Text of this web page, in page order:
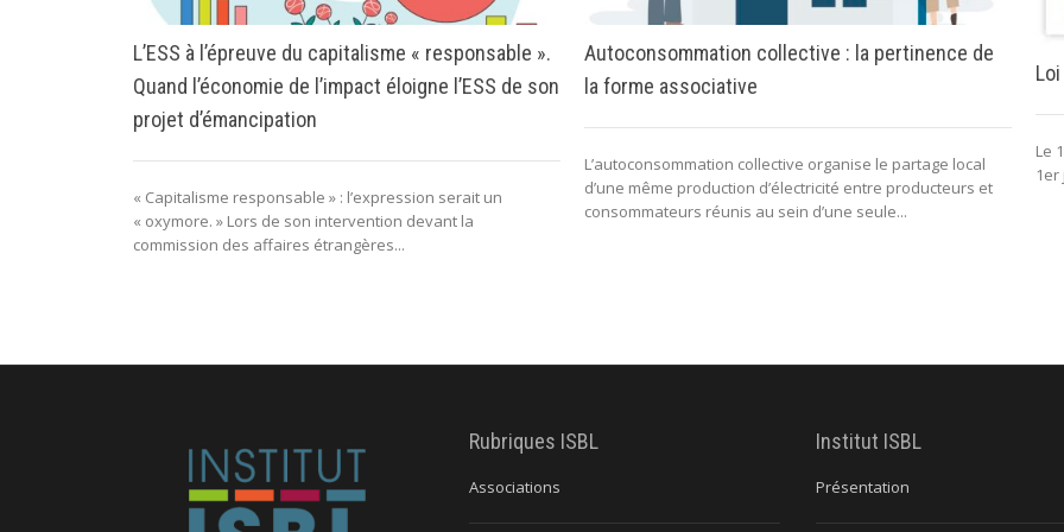
L’ESS à l’épreuve du capitalisme « responsable ».
Quand l’économie de l’impact éloigne l’ESS de son
projet d’émancipation
« Capitalisme responsable » : l’expression serait un
« oxymore. » Lors de son intervention devant la
commission des affaires étrangères...
Autoconsommation collective : la pertinence de
la forme associative
L’autoconsommation collective organise le partage local
d’une même production d’électricité entre producteurs et
consommateurs réunis au sein d’une seule...
Le
Rubriques ISBL
Associations
Institut ISBL
Présentation